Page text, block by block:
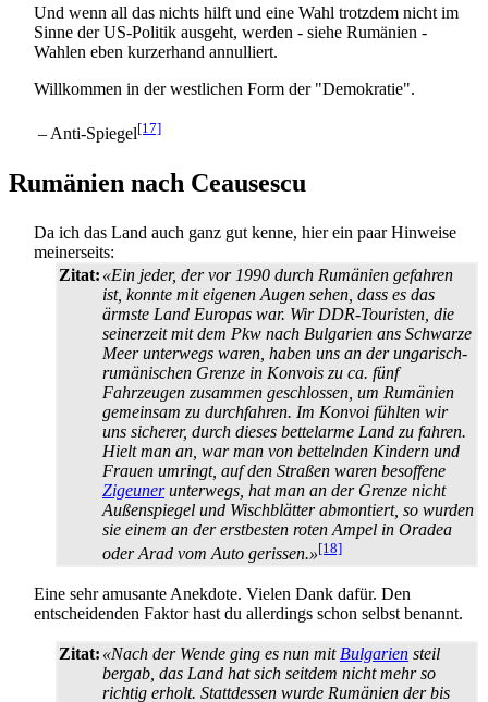
Und wenn all das nichts hilft und eine Wahl trotzdem nicht im
Sinne der US-Politik ausgeht, werden - siehe Rumänien -
Wahlen eben kurzerhand annulliert.
Willkommen in der westlichen Form der "Demokratie".
– Anti-Spiegel[17]
Rumänien nach Ceausescu
Da ich das Land auch ganz gut kenne, hier ein paar Hinweise
meinerseits:
Zitat: «Ein jeder, der vor 1990 durch Rumänien gefahren
ist, konnte mit eigenen Augen sehen, dass es das
ärmste Land Europas war. Wir DDR-Touristen, die
seinerzeit mit dem Pkw nach Bulgarien ans Schwarze
Meer unterwegs waren, haben uns an der ungarisch-
rumänischen Grenze in Konvois zu ca. fünf
Fahrzeugen zusammen geschlossen, um Rumänien
gemeinsam zu durchfahren. Im Konvoi fühlten wir
uns sicherer, durch dieses bettelarme Land zu fahren.
Hielt man an, war man von bettelnden Kindern und
Frauen umringt, auf den Straßen waren besoffene
Zigeunerunterwegs, hat man an der Grenze nicht
Außenspiegel und Wischblätter abmontiert, so wurden
sie einem an der erstbesten roten Ampel in Oradea
oder Arad vom Auto gerissen.»[18]
Eine sehr amusante Anekdote. Vielen Dank dafür. Den
entscheidenden Faktor hast du allerdings schon selbst benannt.
Zitat: «Nach der Wende ging es nun mit Bulgarien steil
bergab, das Land hat sich seitdem nicht mehr so
richtig erholt. Stattdessen wurde Rumänien der bis